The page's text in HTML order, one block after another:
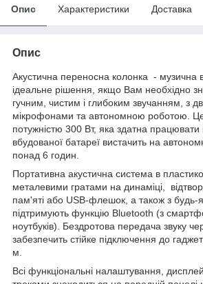
Опис Характеристики Доставка
Опис
Акустична переносна колонка - музична
ідеальне рішення, якщо Вам необхідно
гучним, чистим і глибоким звучанням, з
мікрофонами та автономною роботою.
потужністю 300 Вт, яка здатна працювати
вбудованої батареї вистачить на
понад 6 годин.
Портативна акустична система в
металевими гратами на динаміці,
пам'яті або USB-флешок, а також з будь-
підтримують функцію Bluetooth (з
ноутбуків). Бездротова передача звуку
забезпечить стійке підключення до
м.
Всі функціональні налаштування,